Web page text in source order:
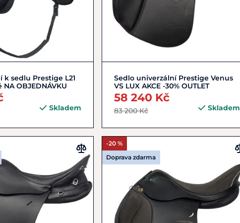
Do košíku
k sedlu Prestige L21
NA OBJEDNÁVKU
Skladem
Zobrazit detail
Sedlo univerzální Prestige Venus
VS LUX AKCE -30% OUTLET
58 240 Kč
83 200 Kč Skladem
-20 %
Doprava zdarma